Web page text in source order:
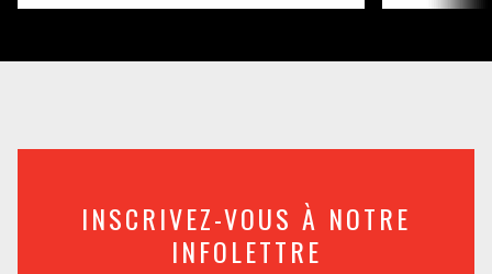
INSCRIVEZ-VOUS À NOTRE
INFOLETTRE